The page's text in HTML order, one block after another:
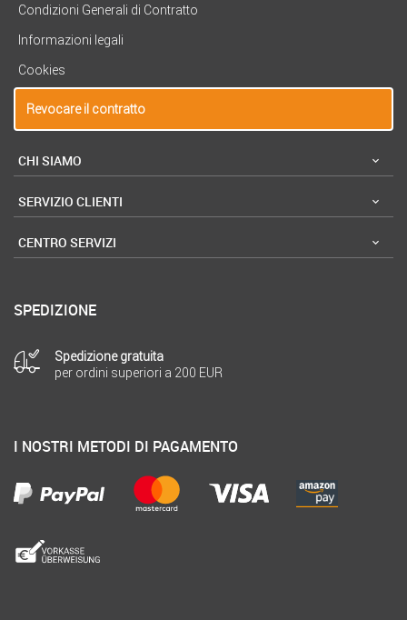
Condizioni Generali di Contratto
Informazioni legali
Cookies
Revocare il contratto
CHI SIAMO
SERVIZIO CLIENTI
CENTRO SERVIZI
SPEDIZIONE
Spedizione gratuita
per ordini superiori a 200 EUR
I NOSTRI METODI DI PAGAMENTO